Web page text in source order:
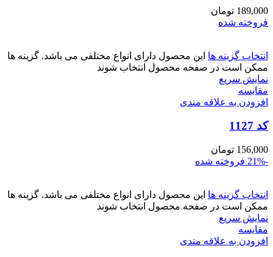
189,000 تومان
فروخته شده
انتخاب گزینه ها این محصول دارای انواع مختلفی می باشد. گزینه ها
ممکن است در صفحه محصول انتخاب شوند
نمایش سریع
مقايسه
افزودن به علاقه مندی
کد 1127
156,000 تومان
-21%
فروخته شده
انتخاب گزینه ها این محصول دارای انواع مختلفی می باشد. گزینه ها
ممکن است در صفحه محصول انتخاب شوند
نمایش سریع
مقايسه
افزودن به علاقه مندی